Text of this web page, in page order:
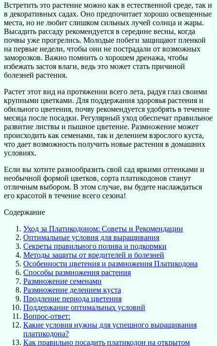
Встретить это растение можно как в естественной среде, так и
в декоративных садах. Оно предпочитает хорошо освещенные
места, но не любит слишком сильных лучей солнца и жары.
Высадить рассаду рекомендуется в середине весны, когда
почвы уже прогрелись. Молодые побеги защищают пленкой
на первые недели, чтобы они не пострадали от возможных
заморозков. Важно помнить о хорошем дренажа, чтобы
избежать застоя влаги, ведь это может стать причиной
болезней растения.
Растет этот вид на протяжении всего лета, радуя глаз своими
крупными цветками. Для поддержания здоровья растения и
обильного цветения, почву рекомендуется удобрять в течение
месяца после посадки. Регулярный уход обеспечат правильное
развитие листвы и пышное цветение. Размножение может
происходить как семенами, так и делением взрослого куста,
что дает возможность получить новые растения в домашних
условиях.
Если вы хотите разнообразить свой сад яркими оттенками и
необычной формой цветков, сорта платикодонов станут
отличным выбором. В этом случае, вы будете наслаждаться
его красотой в течение всего сезона!
Содержание
Уход за Платикодоном: Советы и Рекомендации
Оптимальные условия для выращивания
Секреты правильного полива и подкормки
Методы защиты от вредителей и болезней
Особенности цветения и размножения Платикодона
Способы размножения растения
Размножение семенами
Размножение делением куста
Продление периода цветения
Поддержание оптимальных условий
Вопрос-ответ:
Какие условия нужны для успешного выращивания
платикодона?
Как правильно посадить платикодон на открытом